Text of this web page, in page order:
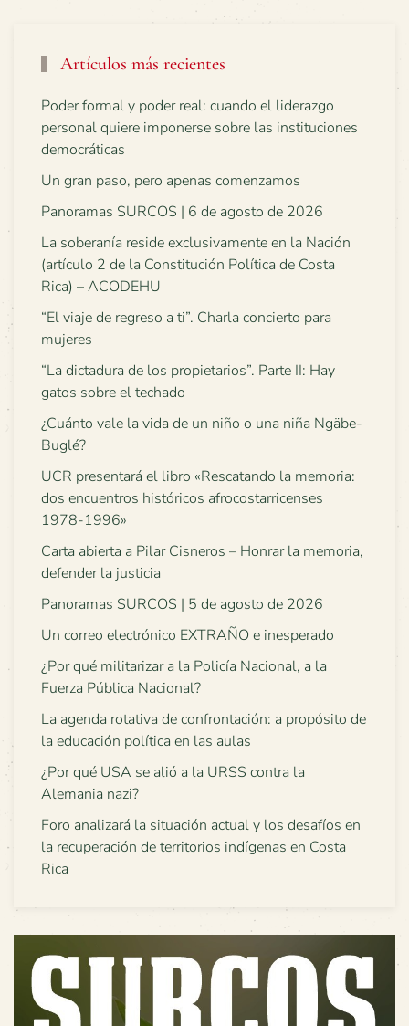
Artículos más recientes
Poder formal y poder real: cuando el liderazgo
personal quiere imponerse sobre las instituciones
democráticas
Un gran paso, pero apenas comenzamos
Panoramas SURCOS | 6 de agosto de 2026
La soberanía reside exclusivamente en la Nación
(artículo 2 de la Constitución Política de Costa
Rica) – ACODEHU
“El viaje de regreso a ti”. Charla concierto para
mujeres
“La dictadura de los propietarios”. Parte II: Hay
gatos sobre el techado
¿Cuánto vale la vida de un niño o una niña Ngäbe-
Buglé?
UCR presentará el libro «Rescatando la memoria:
dos encuentros históricos afrocostarricenses
1978-1996»
Carta abierta a Pilar Cisneros – Honrar la memoria,
defender la justicia
Panoramas SURCOS | 5 de agosto de 2026
Un correo electrónico EXTRAÑO e inesperado
¿Por qué militarizar a la Policía Nacional, a la
Fuerza Pública Nacional?
La agenda rotativa de confrontación: a propósito de
la educación política en las aulas
¿Por qué USA se alió a la URSS contra la
Alemania nazi?
Foro analizará la situación actual y los desafíos en
la recuperación de territorios indígenas en Costa
Rica